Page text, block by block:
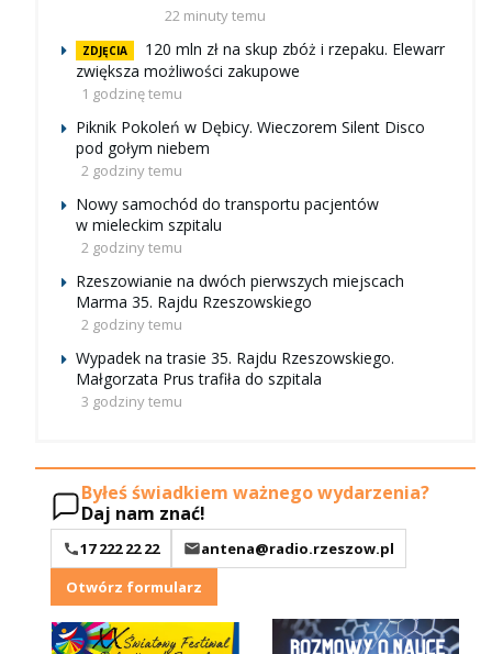
22 minuty temu
ZDJĘCIA
120 mln zł na skup zbóż i rzepaku. Elewarr
zwiększa możliwości zakupowe
1 godzinę temu
Piknik Pokoleń w Dębicy. Wieczorem Silent Disco
pod gołym niebem
2 godziny temu
Nowy samochód do transportu pacjentów
w mieleckim szpitalu
2 godziny temu
Rzeszowianie na dwóch pierwszych miejscach
Marma 35. Rajdu Rzeszowskiego
2 godziny temu
Wypadek na trasie 35. Rajdu Rzeszowskiego.
Małgorzata Prus trafiła do szpitala
3 godziny temu
Byłeś świadkiem ważnego wydarzenia?
Daj nam znać!
17 222 22 22
antena@radio.rzeszow.pl
Otwórz formularz